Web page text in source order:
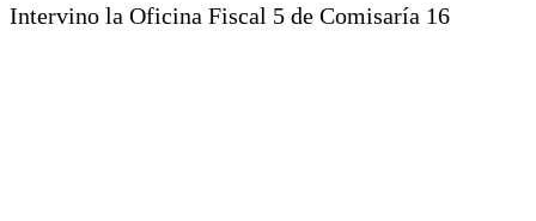
Intervino la Oficina Fiscal 5 de Comisaría 16